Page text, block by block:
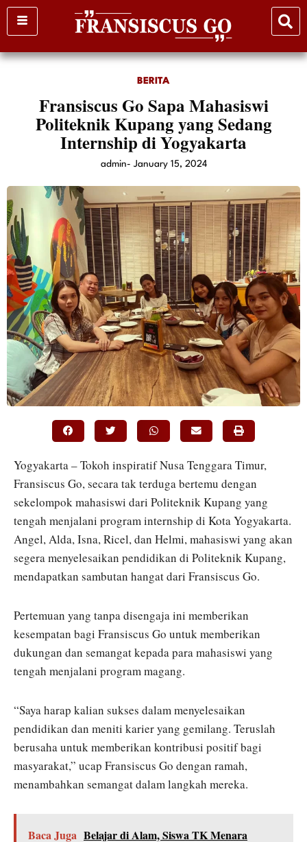
Skip
to
BERITA
Fransiscus Go Sapa Mahasiswi
Politeknik Kupang yang Sedang
Internship di Yogyakarta
admin- January 15, 2024
Yogyakarta – Tokoh inspiratif Nusa Tenggara Timur,
Fransiscus Go, secara tak terduga bertemu dengan
sekelompok mahasiswi dari Politeknik Kupang yang
tengah menjalani program internship di Kota Yogyakarta.
Angel, Alda, Isna, Ricel, dan Helmi, mahasiswi yang akan
segera menyelesaikan pendidikan di Politeknik Kupang,
mendapatkan sambutan hangat dari Fransiscus Go.
Pertemuan yang tanpa disengaja ini memberikan
kesempatan bagi Fransiscus Go untuk memberikan
dukungan dan semangat kepada para mahasiswi yang
tengah menjalani program magang.
“Saya harap kalian sukses dalam menyelesaikan
pendidikan dan meniti karier yang gemilang. Teruslah
berusaha untuk memberikan kontribusi positif bagi
masyarakat,” ucap Fransiscus Go dengan ramah,
menambahkan semangat dalam langkah mereka.
Baca Juga Belajar di Alam, Siswa TK Menara